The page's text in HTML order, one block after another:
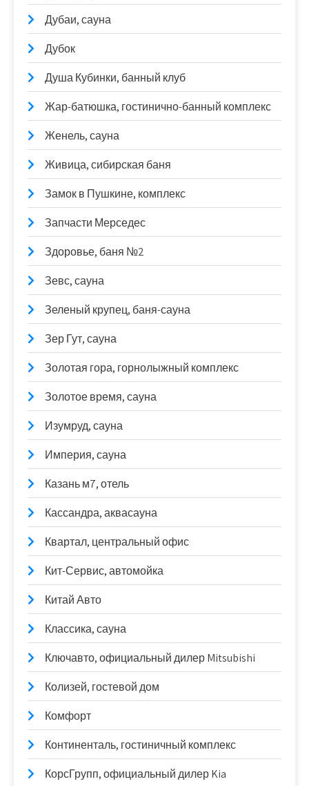
Дубаи, сауна
Дубок
Душа Кубинки, банный клуб
Жар-батюшка, гостинично-банный комплекс
Женель, сауна
Живица, сибирская баня
Замок в Пушкине, комплекс
Запчасти Мерседес
Здоровье, баня №2
Зевс, сауна
Зеленый крупец, баня-сауна
Зер Гут, сауна
Золотая гора, горнолыжный комплекс
Золотое время, сауна
Изумруд, сауна
Империя, сауна
Казань м7, отель
Кассандра, аквасауна
Квартал, центральный офис
Кит-Сервис, автомойка
Китай Авто
Классика, сауна
Ключавто, официальный дилер Mitsubishi
Колизей, гостевой дом
Комфорт
Континенталь, гостиничный комплекс
КорсГрупп, официальный дилер Kia